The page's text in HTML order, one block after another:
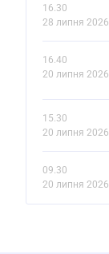
16.30
28 липня 2026
16.40
20 липня 2026
15.30
20 липня 2026
09.30
20 липня 2026